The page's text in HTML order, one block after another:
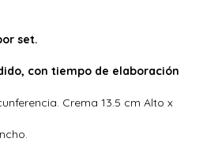
set.
con tiempo de elaboración
Crema 13.5 cm Alto x